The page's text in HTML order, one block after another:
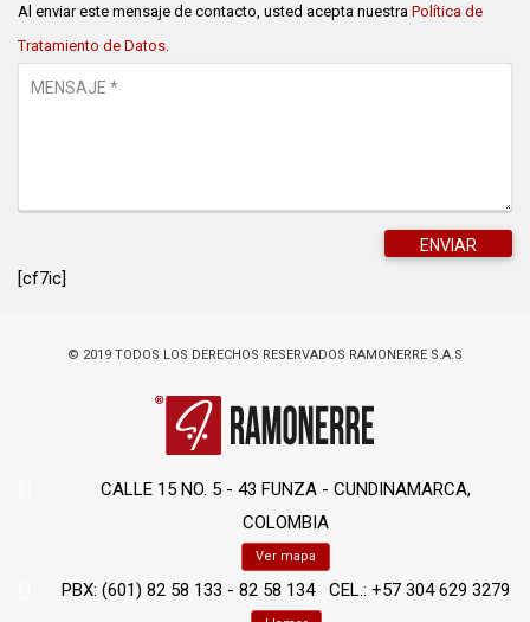
Al enviar este mensaje de contacto, usted acepta nuestra Política de
Tratamiento de Datos.
[cf7ic]
© 2019 TODOS LOS DERECHOS RESERVADOS RAMONERRE S.A.S
CALLE 15 NO. 5 - 43 FUNZA - CUNDINAMARCA,
COLOMBIA
Ver mapa
PBX: (601) 82 58 133 - 82 58 134 CEL.: +57 304 629 3279